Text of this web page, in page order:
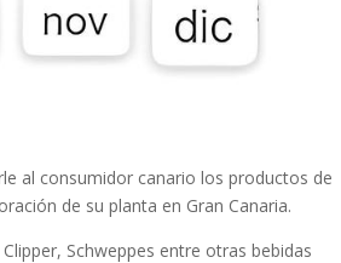
al consumidor canario los productos de
de su planta en Gran Canaria.
Schweppes entre otras bebidas